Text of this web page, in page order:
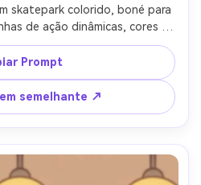
skatepark colorido, boné para
de ação dinâmicas, cores
ousados, destaques cel-
graffiti, vibe jovem enérgica,
e limpo, lente de 85mm,
campo rasa- -ar 4:5
Prompt
semelhante ↗